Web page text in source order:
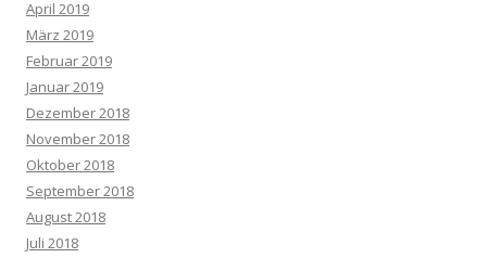
April 2019
März 2019
Februar 2019
Januar 2019
Dezember 2018
November 2018
Oktober 2018
September 2018
August 2018
Juli 2018